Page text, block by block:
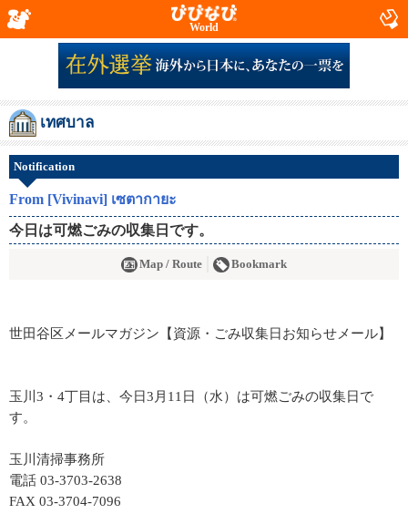
World
เทศบาล
Notification
From [Vivinavi] เซตากายะ
今日は可燃ごみの収集日です。
Map / Route Bookmark
世田谷区メールマガジン【資源・ごみ収集日お知らせメール】
玉川3・4丁目は、今日3月11日（水）は可燃ごみの収集日で
す。
玉川清掃事務所
電話 03-3703-2638
FAX 03-3704-7096